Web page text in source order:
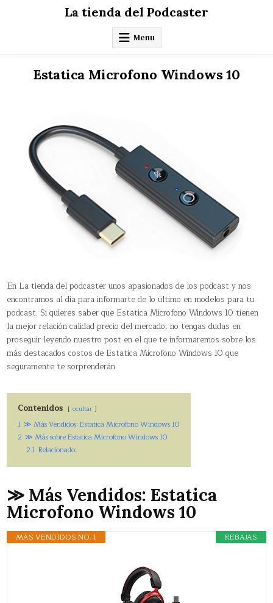
La tienda del Podcaster
Menu
Estatica Microfono Windows 10
En La tienda del podcaster unos apasionados de los podcast y nos
encontramos al día para informarte de lo último en modelos para tu
podcast. Si quieres saber que Estatica Microfono Windows 10 tienen
la mejor relación calidad precio del mercado, no tengas dudas en
proseguir leyendo nuestro post en el que te informaremos sobre los
más destacados costos de Estatica Microfono Windows 10 que
seguramente te sorprenderán.
Contenidos ocultar
1 ≫ Más Vendidos: Estatica Microfono Windows 10
2 ≫ Más sobre Estatica Microfono Windows 10
2.1 Relacionado:
≫ Más Vendidos: Estatica
Microfono Windows 10
REBAJAS
MÁS VENDIDOS NO. 1